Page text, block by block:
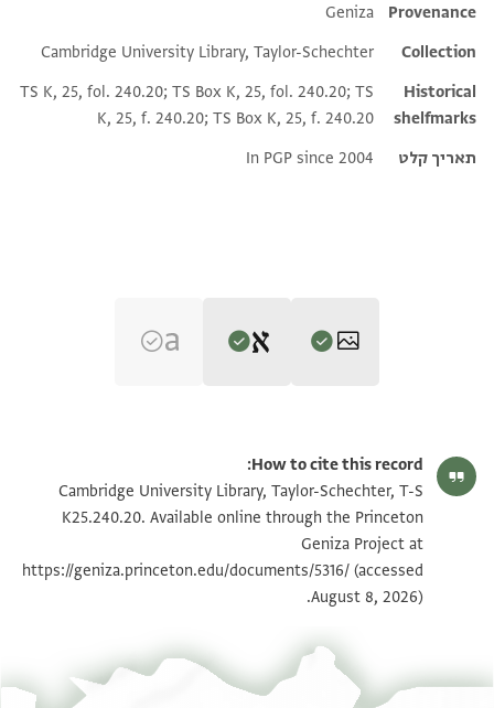
Additional metadata
Provenance
Geniza
Collection
Cambridge University Library, Taylor-Schechter
Historical
shelfmarks
TS K, 25, fol. 240.20; TS Box K, 25, fol. 240.20; TS
K, 25, f. 240.20; TS Box K, 25, f. 240.20
תאריך קלט
In PGP since 2004
Mark R. Cohen's digital edition.
ב
אלשיך אלחזן אלגליל שצ'
ידפע לקריב אלרב אלטליטלי
כמסה דרהם שבת שלח לך
ושלום
T-S K25.240.20 1v הגדל וסובב
תנאי היתר שימוש בתצלום
How to cite this record:
Cambridge University Library, Taylor-Schechter, T-S
K25.240.20. Available online through the Princeton
Geniza Project at
https://geniza.princeton.edu/documents/5316/ (accessed
August 8, 2026).